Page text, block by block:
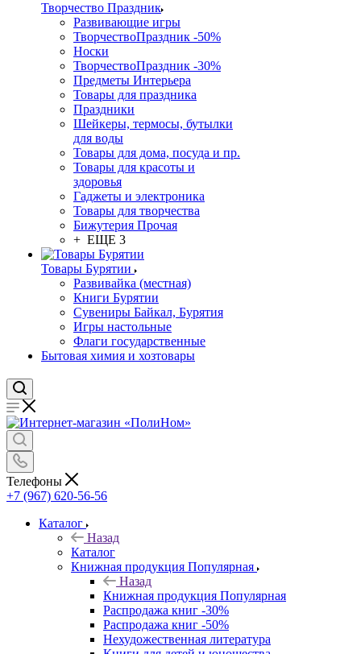
Творчество Праздник
Развивающие игры
ТворчествоПраздник -50%
Носки
ТворчествоПраздник -30%
Предметы Интерьера
Товары для праздника
Праздники
Шейкеры, термосы, бутылки
для воды
Товары для дома, посуда и пр.
Товары для красоты и
здоровья
Гаджеты и электроника
Товары для творчества
Бижутерия Прочая
+ ЕЩЕ 3
Товары Бурятии
Развивайка (местная)
Книги Бурятии
Сувениры Байкал, Бурятия
Игры настольные
Флаги государственные
Бытовая химия и хозтовары
Телефоны
+7 (967) 620-56-56
Каталог
Назад
Каталог
Книжная продукция Популярная
Назад
Книжная продукция Популярная
Распродажа книг -30%
Распродажа книг -50%
Нехудожественная литература